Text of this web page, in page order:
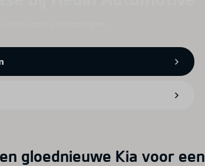
gloednieuwe Kia voor